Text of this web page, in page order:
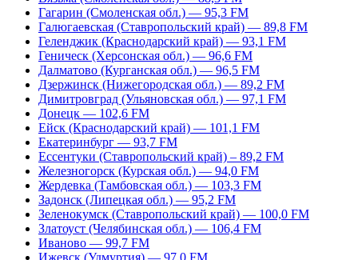
Гагарин (Смоленская обл.) — 95,3 FM
Галюгаевская (Ставропольский край) — 89,8 FM
Геленджик (Краснодарский край) — 93,1 FM
Геническ (Херсонская обл.) — 96,6 FM
Далматово (Курганская обл.) — 96,5 FM
Дзержинск (Нижегородская обл.) — 89,2 FM
Димитровград (Ульяновская обл.) — 97,1 FM
Донецк — 102,6 FM
Ейск (Краснодарский край) — 101,1 FM
Екатеринбург — 93,7 FM
Ессентуки (Ставропольский край) – 89,2 FM
Железногорск (Курская обл.) — 94,0 FM
Жердевка (Тамбовская обл.) — 103,3 FM
Задонск (Липецкая обл.) — 95,2 FM
Зеленокумск (Ставропольский край) — 100,0 FM
Златоуст (Челябинская обл.) — 106,4 FM
Иваново — 99,7 FM
Ижевск (Удмуртия) — 97,0 FM